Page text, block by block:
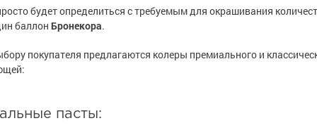
для бетона,
товары
товары
будет определиться с требуемым для окрашивания
баллон Бронекора.
покупателя предлагаются колеры премиального и
пасты:
для бетона,
товары
товары